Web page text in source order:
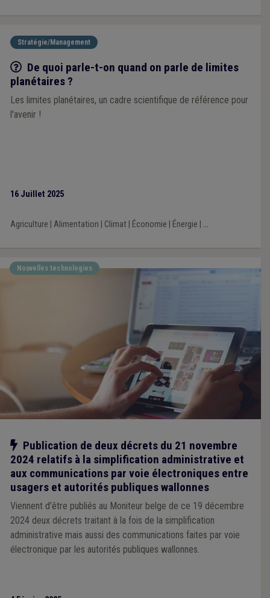
Stratégie/Management
Q/R
De quoi parle-t-on quand on parle de limites
planétaires ?
Les limites planétaires, un cadre scientifique de référence pour
l'avenir !
16 Juillet 2025
Agriculture Alimentation Climat| Économie Énergie ...
Nouvelles technologies
Notre action
Publication de deux décrets du 21 novembre
2024 relatifs à la simplification administrative et
aux communications par voie électroniques entre
usagers et autorités publiques wallonnes
Viennent d’être publiés au Moniteur belge de ce 19 décembre
2024 deux décrets traitant à la fois de la simplification
administrative mais aussi des communications faites par voie
électronique par les autorités publiques wallonnes.